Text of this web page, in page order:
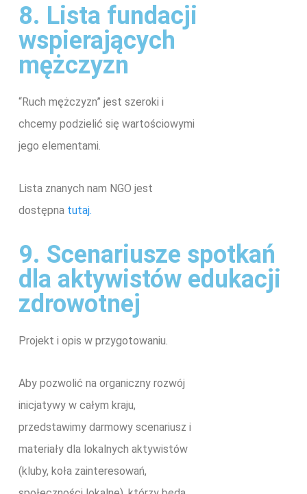
8. Lista fundacji
wspierających
mężczyzn
“Ruch mężczyzn” jest szeroki i
chcemy podzielić się wartościowymi
jego elementami.
Lista znanych nam NGO jest
dostępna tutaj.
9. Scenariusze spotkań
dla aktywistów edukacji
zdrowotnej
Projekt i opis w przygotowaniu.
Aby pozwolić na organiczny rozwój
inicjatywy w całym kraju,
przedstawimy darmowy scenariusz i
materiały dla lokalnych aktywistów
(kluby, koła zainteresowań,